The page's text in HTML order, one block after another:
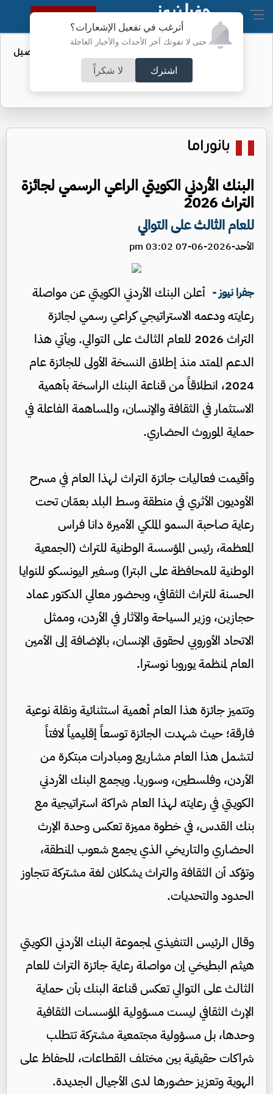
أترغب في تفعيل الإشعارات؟
حتى لا تفوتك آخر الأحداث والأخبار العاجلة
اشترك لا شكراً
النسخة الكاملة
عطاء حكومي لتعزيز مخزون النفط - تفاصيل
بانوراما
البنك الأردني الكويتي الراعي الرسمي لجائزة
التراث 2026
للعام الثالث على التوالي
الأحد-2026-06-07 03:02 pm
جفرا نيوز - أعلن البنك الأردني الكويتي عن مواصلة
رعايته ودعمه الاستراتيجي كراعي رسمي لجائزة
التراث 2026 للعام الثالث على التوالي. ويأتي هذا
الدعم الممتد منذ إطلاق النسخة الأولى للجائزة عام
2024، انطلاقاً من قناعة البنك الراسخة بأهمية
الاستثمار في الثقافة والإنسان، والمساهمة الفاعلة في
حماية الموروث الحضاري.
وأقيمت فعاليات جائزة التراث لهذا العام في مسرح
الأوديون الأثري في منطقة وسط البلد بعمّان تحت
رعاية صاحبة السمو الملكي الأميرة دانا فراس
المعظمة، رئيس المؤسسة الوطنية للتراث (الجمعية
الوطنية للمحافظة على البترا) وسفير اليونسكو للنوايا
الحسنة للتراث الثقافي، وبحضور معالي الدكتور عماد
حجازين، وزير السياحة والآثار في الأردن، وممثل
الاتحاد الأوروبي لحقوق الإنسان، بالإضافة إلى الأمين
العام لمنظمة يوروبا نوسترا.
وتتميز جائزة هذا العام أهمية استثنائية ونقلة نوعية
فارقة؛ حيث شهدت الجائزة توسعاً إقليمياً لافتاً
لتشمل هذا العام مشاريع ومبادرات مبتكرة من
الأردن، وفلسطين، وسوريا. ويجمع البنك الأردني
الكويتي في رعايته لهذا العام شراكة استراتيجية مع
بنك القدس، في خطوة مميزة تعكس وحدة الإرث
الحضاري والتاريخي الذي يجمع شعوب المنطقة،
وتؤكد أن الثقافة والتراث يشكلان لغة مشتركة تتجاوز
الحدود والتحديات.
وقال الرئيس التنفيذي لمجموعة البنك الأردني الكويتي
هيثم البطيخي إن مواصلة رعاية جائزة التراث للعام
الثالث على التوالي تعكس قناعة البنك بأن حماية
الإرث الثقافي ليست مسؤولية المؤسسات الثقافية
وحدها، بل مسؤولية مجتمعية مشتركة تتطلب
شراكات حقيقية بين مختلف القطاعات، للحفاظ على
الهوية وتعزيز حضورها لدى الأجيال الجديدة.